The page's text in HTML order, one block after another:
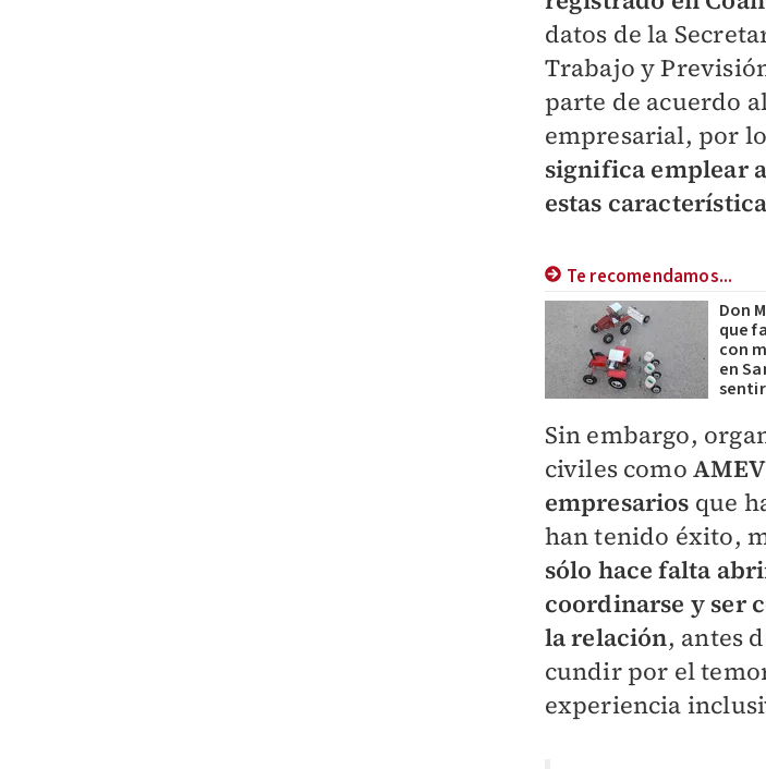
datos de la
Trabajo y
parte de acuerdo
empresarial, por
significa emplear
estas
Te recomendamos...
Don
que
con
en
Sin embargo,
civiles como
empresarios que
han tenido éxito,
sólo hace falta
coordinarse y ser
la relación, antes
cundir por el
experiencia